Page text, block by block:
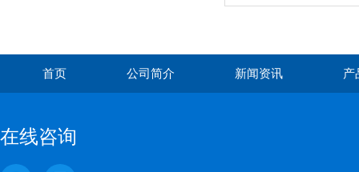
首页 公司简介 新闻资讯 产
在线咨询